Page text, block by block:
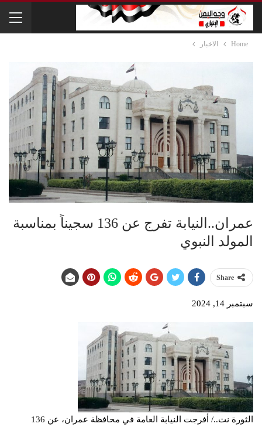
Home الاخبار
عمران..النيابة تفرج عن 136 سجيناً بمناسبة
المولد النبوي
Share
سبتمبر 14, 2024
الثورة نت../ أفرجت النيابة العامة في محافظة عمران، عن 136